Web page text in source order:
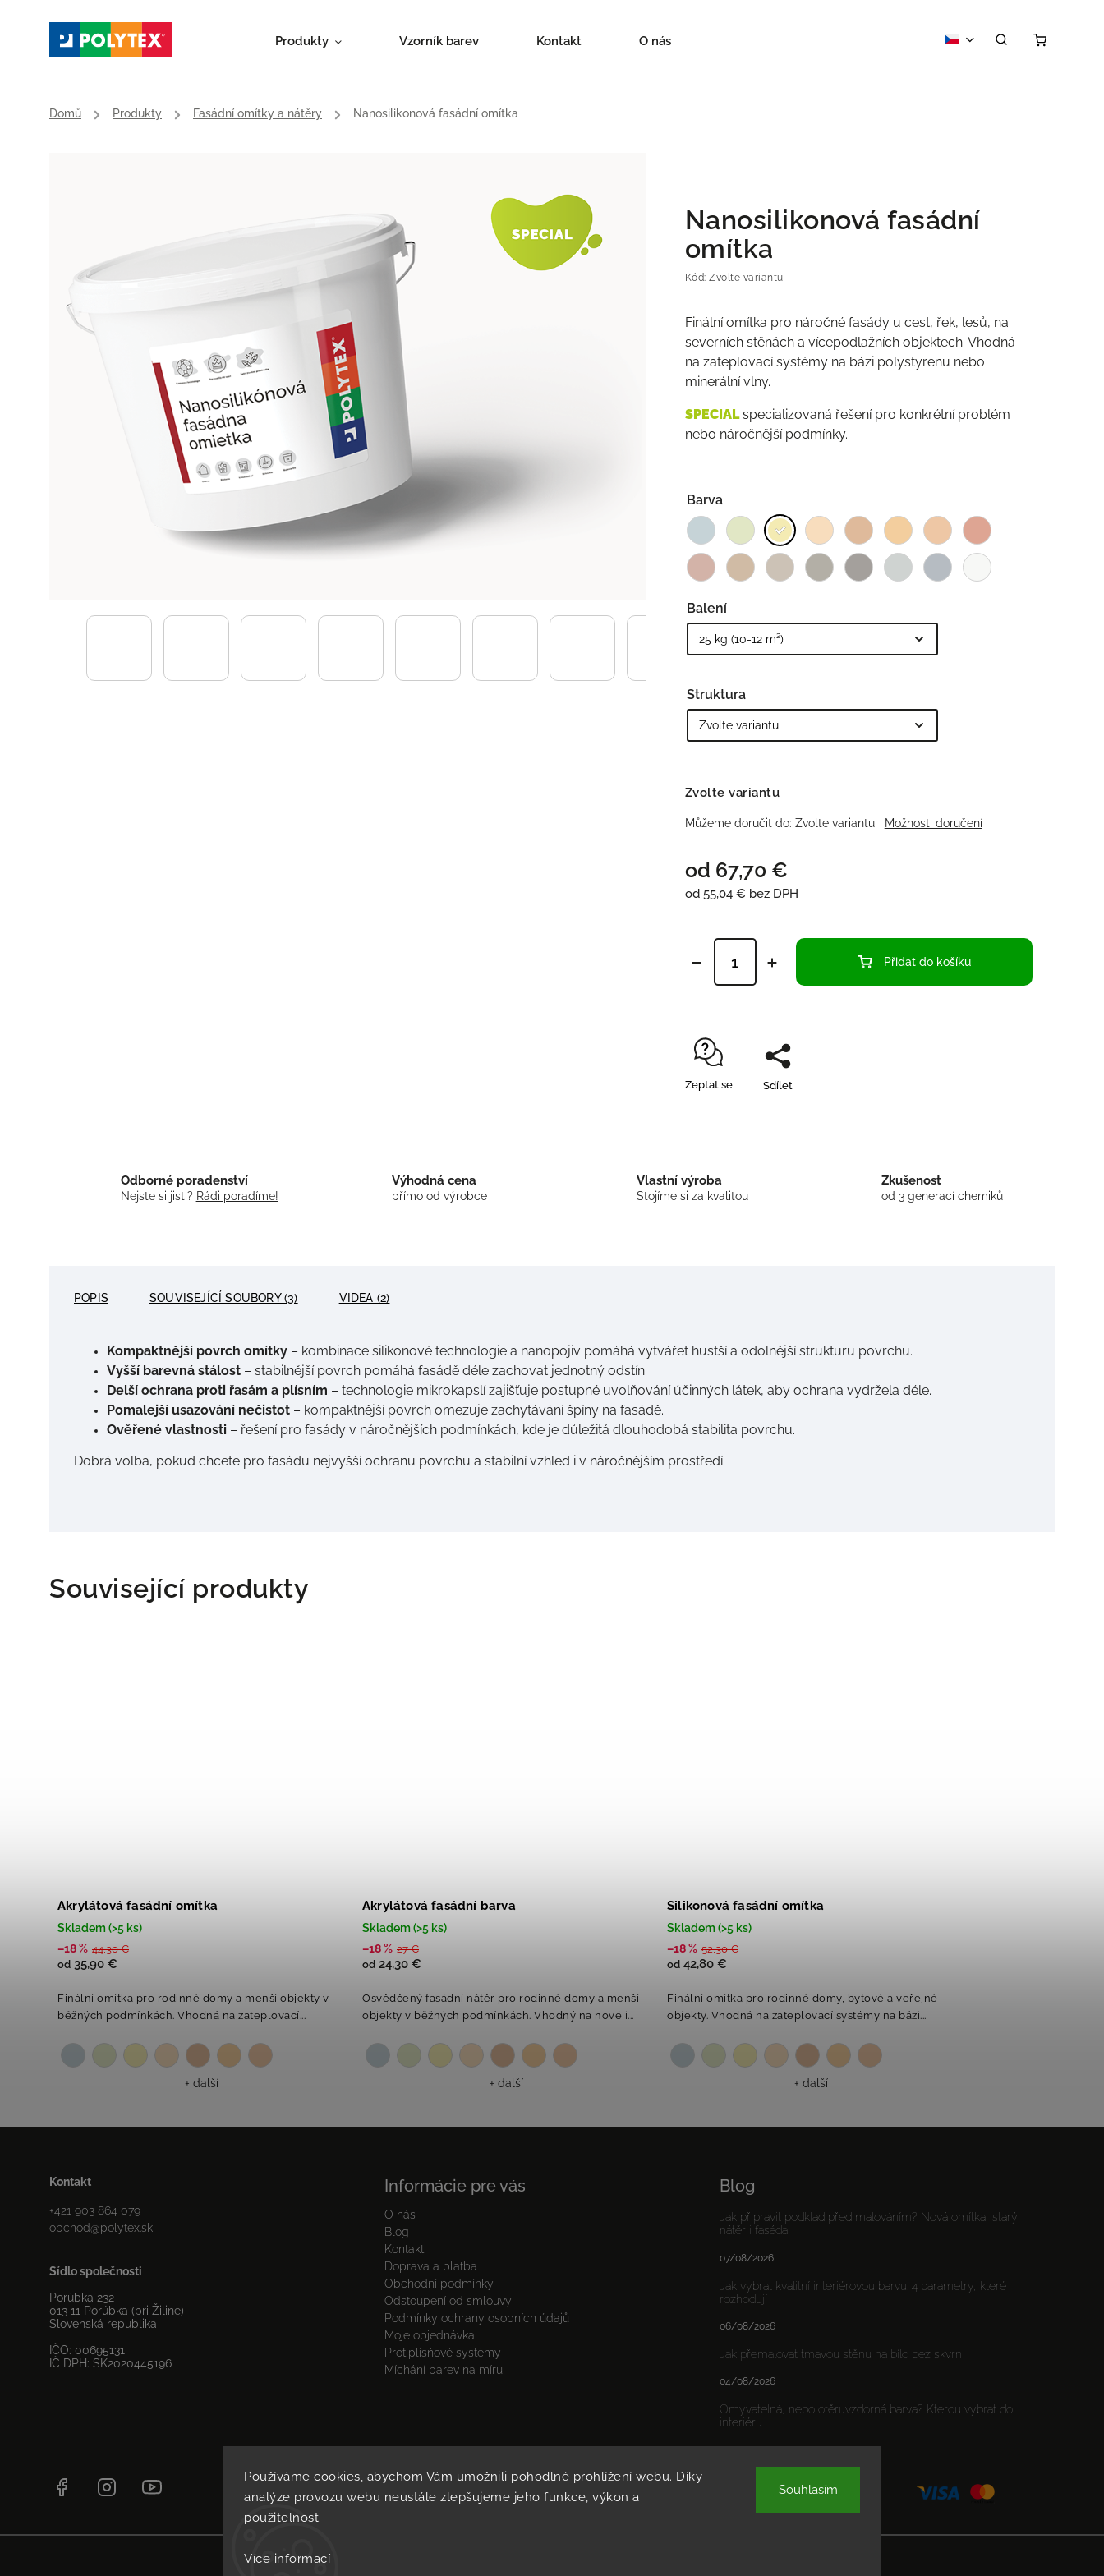
Používáme cookies, abychom Vám umožnili pohodlné prohlížení webu. Díky
analýze provozu webu neustále zlepšujeme jeho funkce, výkon a
použitelnost.
Více informací
Souhlasím
Produkty Vzorník barev Kontakt O nás
Domů / Produkty / Fasádní omítky a nátěry / Nanosilikonová fasádní omítka
Nanosilikonová fasádní
omítka
Kód: Zvolte variantu
od 67,70 €
od 55,04 € bez DPH
Finální omítka pro náročné fasády u cest, řek, lesů, na
severních stěnách a vícepodlažních objektech. Vhodná
na zateplovací systémy na bázi polystyrenu nebo
minerální vlny.
SPECIALspecializovaná řešení pro konkrétní problém
nebo náročnější podmínky.
Barva
Balení
Struktura
Zvolte variantu
Můžeme doručit do: Zvolte variantu Možnosti doručení
Přidat do košíku
Zeptat se Sdílet
Odborné poradenství
Nejste si jisti? Rádi poradíme!
Výhodná cena
přímo od výrobce
Vlastní výroba
Stojíme si za kvalitou
Zkušenost
od 3 generací chemiků
POPIS SOUVISEJÍCÍ SOUBORY (3) VIDEA (2)
Kompaktnější povrch omítky – kombinace silikonové technologie a nanopojiv pomáhá vytvářet hustší a odolnější strukturu povrchu.
Vyšší barevná stálost – stabilnější povrch pomáhá fasádě déle zachovat jednotný odstín.
Delší ochrana proti řasám a plísním – technologie mikrokapslí zajišťuje postupné uvolňování účinných látek, aby ochrana vydržela déle.
Pomalejší usazování nečistot – kompaktnější povrch omezuje zachytávání špíny na fasádě.
Ověřené vlastnosti – řešení pro fasády v náročnějších podmínkách, kde je důležitá dlouhodobá stabilita povrchu.
Dobrá volba, pokud chcete pro fasádu nejvyšší ochranu povrchu a stabilní vzhled i v náročnějším prostředí.
Související produkty
Akrylátová fasádní omítka
Skladem (>5 ks)
–18 % 44,30 €
od 35,90 €
Finální omítka pro rodinné domy a menší objekty v
běžných podmínkách. Vhodná na zateplovací...
+ další
Akrylátová fasádní barva
Skladem (>5 ks)
–18 % 27 €
od 24,30 €
Osvědčený fasádní nátěr pro rodinné domy a menší
objekty v běžných podmínkách. Vhodný na nové i...
+ další
Silikonová fasádní omítka
Skladem (>5 ks)
–18 % 52,30 €
od 42,80 €
Finální omítka pro rodinné domy, bytové a veřejné
objekty. Vhodná na zateplovací systémy na bázi...
+ další
Kontakt
+421 903 864 079
obchod@polytex.sk
Sídlo společnosti
Porúbka 232
013 11 Porúbka (pri Žiline)
Slovenská republika
IČO: 00695131
IČ DPH: SK2020445196
Informácie pre vás
O nás
Blog
Kontakt
Doprava a platba
Obchodní podmínky
Odstoupení od smlouvy
Podmínky ochrany osobních údajů
Moje objednávka
Protiplísňové systémy
Míchání barev na míru
Blog
Jak připravit podklad před malováním? Nová omítka, starý
nátěr i fasáda
07/08/2026
Jak vybrat kvalitní interiérovou barvu: 4 parametry, které
rozhodují
06/08/2026
Jak přemalovat tmavou stěnu na bílo bez skvrn
04/08/2026
Omyvatelná, nebo otěruvzdorná barva? Kterou vybrat do
interiéru
03/08/2026
Facebook Instagram